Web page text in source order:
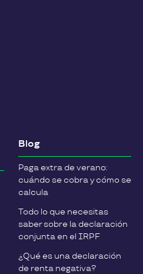
Blog
Paga extra de verano:
cuándo se cobra y cómo se
calcula
Todo lo que necesitas
saber sobre la declaración
conjunta en el IRPF
¿Qué es una declaración
de renta negativa?